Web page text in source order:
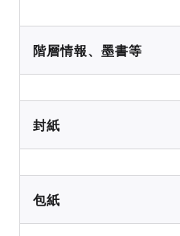
階層情報、墨書等
封紙
包紙